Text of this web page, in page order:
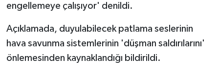
engellemeye çalışıyor' denildi.
Açıklamada, duyulabilecek patlama seslerinin
hava savunma sistemlerinin 'düşman saldırılarını'
önlemesinden kaynaklandığı bildirildi.